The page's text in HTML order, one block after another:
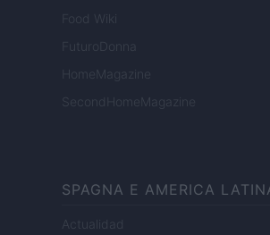
Food Wiki
FuturoDonna
HomeMagazine
SecondHomeMagazine
SPAGNA E AMERICA
Actualidad